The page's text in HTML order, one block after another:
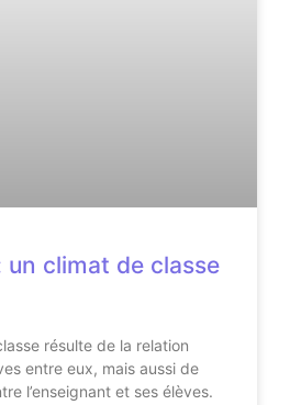
un climat de classe
résulte de la relation
entre eux, mais aussi de
l’enseignant et ses élèves.